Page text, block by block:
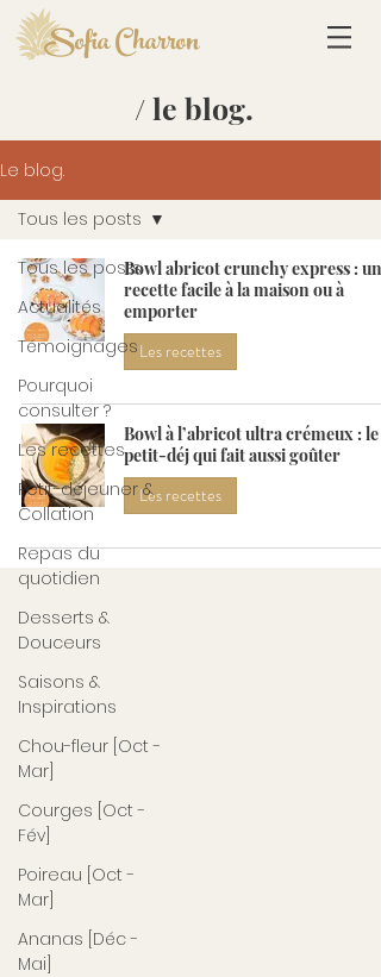
Sofia Charron
/ le blog.
Le blog.
Tous les posts
Actualités
Témoignages
Pourquoi
consulter ?
Les recettes
Petit-déjeuner &
Collation
Repas du
quotidien
Desserts &
Douceurs
Saisons &
Inspirations
Chou-fleur [Oct -
Mar]
Courges [Oct -
Fév]
Poireau [Oct -
Mar]
Ananas [Déc -
Mai]
Tous les posts
Bowl abricot crunchy express : une
recette facile à la maison ou à
emporter
Les recettes
Bowl à l’abricot ultra crémeux : le
petit-déj qui fait aussi goûter
Les recettes